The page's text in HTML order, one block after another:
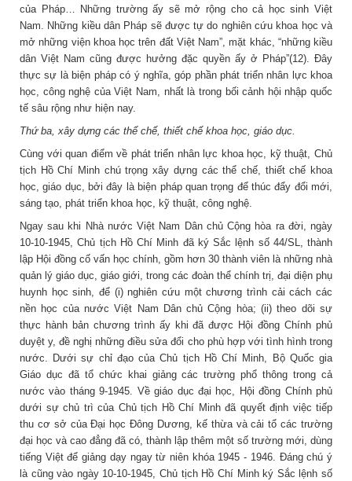
của Pháp… Những trường ấy sẽ mở rộng cho cả học sinh Việt
Nam. Những kiều dân Pháp sẽ được tự do nghiên cứu khoa học và
mở những viện khoa học trên đất Việt Nam”, mặt khác, “những kiều
dân Việt Nam cũng được hưởng đặc quyền ấy ở Pháp”(12). Đây
thực sự là biện pháp có ý nghĩa, góp phần phát triển nhân lực khoa
học, công nghệ của Việt Nam, nhất là trong bối cảnh hội nhập quốc
tế sâu rộng như hiện nay.
Thứ ba, xây dựng các thể chế, thiết chế khoa học, giáo dục.
Cùng với quan điểm về phát triển nhân lực khoa học, kỹ thuật, Chủ
tịch Hồ Chí Minh chú trọng xây dựng các thể chế, thiết chế khoa
học, giáo dục, bởi đây là biện pháp quan trọng để thúc đẩy đổi mới,
sáng tạo, phát triển khoa học, kỹ thuật, công nghệ.
Ngay sau khi Nhà nước Việt Nam Dân chủ Cộng hòa ra đời, ngày
10-10-1945, Chủ tịch Hồ Chí Minh đã ký Sắc lệnh số 44/SL, thành
lập Hội đồng cố vấn học chính, gồm hơn 30 thành viên là những nhà
quản lý giáo dục, giáo giới, trong các đoàn thể chính trị, đại diện phụ
huynh học sinh, để (i) nghiên cứu một chương trình cải cách các
nền học của nước Việt Nam Dân chủ Cộng hòa; (ii) theo dõi sự
thực hành bản chương trình ấy khi đã được Hội đồng Chính phủ
duyệt y, đề nghị những điều sửa đổi cho phù hợp với tình hình trong
nước. Dưới sự chỉ đạo của Chủ tịch Hồ Chí Minh, Bộ Quốc gia
Giáo dục đã tổ chức khai giảng các trường phổ thông trong cả
nước vào tháng 9-1945. Về giáo dục đại học, Hội đồng Chính phủ
dưới sự chủ trì của Chủ tịch Hồ Chí Minh đã quyết định việc tiếp
thu cơ sở của Đại học Đông Dương, kế thừa và cải tổ các trường
đại học và cao đẳng đã có, thành lập thêm một số trường mới, dùng
tiếng Việt để giảng dạy ngay từ niên khóa 1945 - 1946. Đáng chú ý
là cũng vào ngày 10-10-1945, Chủ tịch Hồ Chí Minh ký Sắc lệnh số